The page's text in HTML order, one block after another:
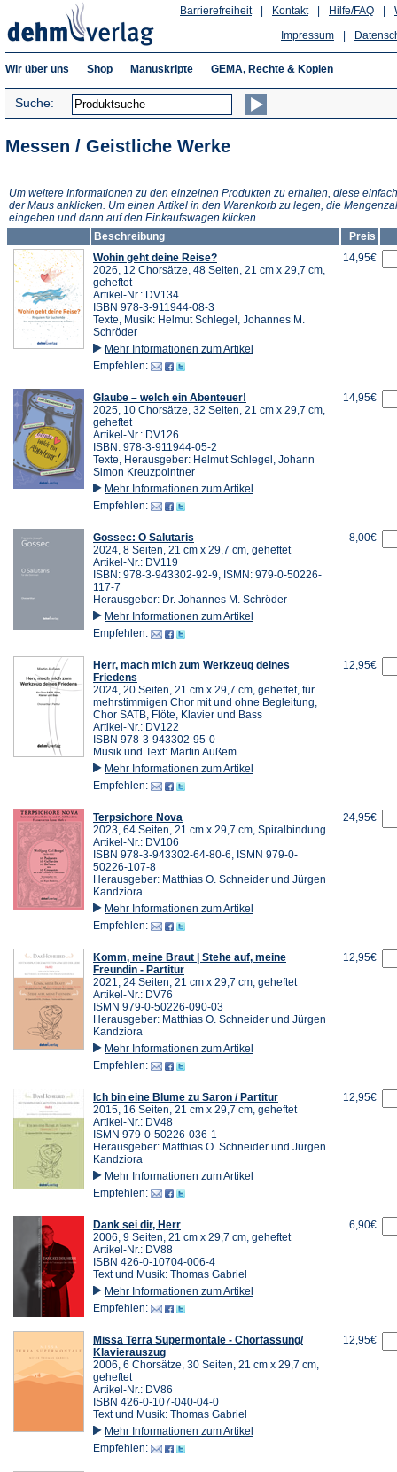
Hilfe/FAQ
Kontakt
Barrierefreiheit
Impressum
Wir über uns Shop Manuskripte GEMA, Rechte & Kopien
Suche:
Messen / Geistliche Werke
Um weitere Informationen zu den einzelnen Produkten zu erhalten, diese
der Maus anklicken. Um einen Artikel in den Warenkorb zu legen, die
eingeben und dann auf den Einkaufswagen klicken.
Beschreibung
Preis
Wohin geht deine Reise?
2026, 12 Chorsätze, 48 Seiten, 21 cm x 29,7 cm,
geheftet
Artikel-Nr.: DV134
ISBN 978-3-911944-08-3
Texte, Musik: Helmut Schlegel, Johannes M.
Schröder
Mehr Informationen zum Artikel
Empfehlen:
14,95€
Glaube – welch ein Abenteuer!
2025, 10 Chorsätze, 32 Seiten, 21 cm x 29,7 cm,
geheftet
Artikel-Nr.: DV126
ISBN: 978-3-911944-05-2
Texte, Herausgeber: Helmut Schlegel, Johann
Simon Kreuzpointner
Mehr Informationen zum Artikel
Empfehlen:
14,95€
Gossec: O Salutaris
2024, 8 Seiten, 21 cm x 29,7 cm, geheftet
Artikel-Nr.: DV119
ISBN: 978-3-943302-92-9, ISMN: 979-0-50226-
117-7
Herausgeber: Dr. Johannes M. Schröder
Mehr Informationen zum Artikel
Empfehlen:
8,00€
Herr, mach mich zum Werkzeug deines
Friedens
2024, 20 Seiten, 21 cm x 29,7 cm, geheftet, für
mehrstimmigen Chor mit und ohne Begleitung,
Chor SATB, Flöte, Klavier und Bass
Artikel-Nr.: DV122
ISBN 978-3-943302-95-0
Musik und Text: Martin Außem
Mehr Informationen zum Artikel
Empfehlen:
12,95€
Terpsichore Nova
2023, 64 Seiten, 21 cm x 29,7 cm, Spiralbindung
Artikel-Nr.: DV106
ISBN 978-3-943302-64-80-6, ISMN 979-0-
50226-107-8
Herausgeber: Matthias O. Schneider und Jürgen
Kandziora
Mehr Informationen zum Artikel
Empfehlen:
24,95€
Komm, meine Braut | Stehe auf, meine
Freundin - Partitur
2021, 24 Seiten, 21 cm x 29,7 cm, geheftet
Artikel-Nr.: DV76
ISMN 979-0-50226-090-03
Herausgeber: Matthias O. Schneider und Jürgen
Kandziora
Mehr Informationen zum Artikel
Empfehlen:
12,95€
Ich bin eine Blume zu Saron / Partitur
2015, 16 Seiten, 21 cm x 29,7 cm, geheftet
Artikel-Nr.: DV48
ISMN 979-0-50226-036-1
Herausgeber: Matthias O. Schneider und Jürgen
Kandziora
Mehr Informationen zum Artikel
Empfehlen:
12,95€
Dank sei dir, Herr
2006, 9 Seiten, 21 cm x 29,7 cm, geheftet
Artikel-Nr.: DV88
ISBN 426-0-10704-006-4
Text und Musik: Thomas Gabriel
Mehr Informationen zum Artikel
Empfehlen:
6,90€
Missa Terra Supermontale - Chorfassung/
Klavierauszug
2006, 6 Chorsätze, 30 Seiten, 21 cm x 29,7 cm,
geheftet
Artikel-Nr.: DV86
ISBN 426-0-107-040-04-0
Text und Musik: Thomas Gabriel
Mehr Informationen zum Artikel
Empfehlen:
12,95€